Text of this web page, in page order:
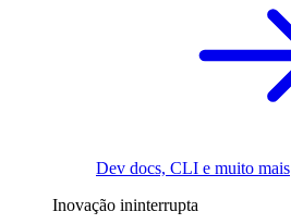
Dev docs, CLI e muito mais
Inovação ininterrupta